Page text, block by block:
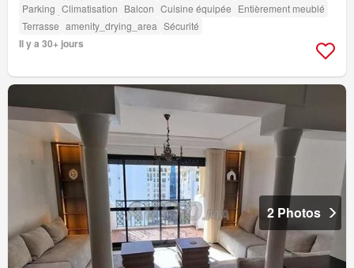
Parking Climatisation Balcon Cuisine équipée Entièrement meublé
Terrasse amenity_drying_area Sécurité
Il y a 30+ jours
2 Photos